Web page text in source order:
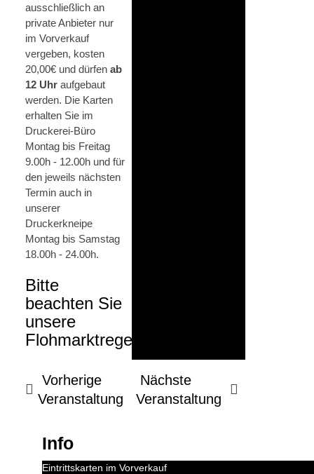
ausschließlich an
private Anbieter nur
im Vorverkauf
vergeben, kosten
20,00€ und dürfen ab
12 Uhr aufgebaut
werden. Die Karten
erhalten Sie im
Druckerei-Büro
Montag bis Freitag
9.00h - 12.00h und für
den jeweils nächsten
Termin auch in
unserer
Druckerkneipe
Montag bis Samstag
18.00h - 24.00h.
Bitte
beachten Sie
unsere
Flohmarktregel!
Vorherige
Veranstaltung
Nächste
Veranstaltung
Info
Eintrittskarten im Vorverkauf